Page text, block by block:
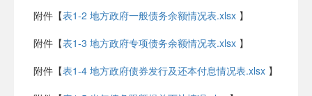
附件【表1-2 地方政府一般债务余额情况表.xlsx 】
附件【表1-3 地方政府专项债务余额情况表.xlsx 】
附件【表1-4 地方政府债券发行及还本付息情况表.xlsx 】